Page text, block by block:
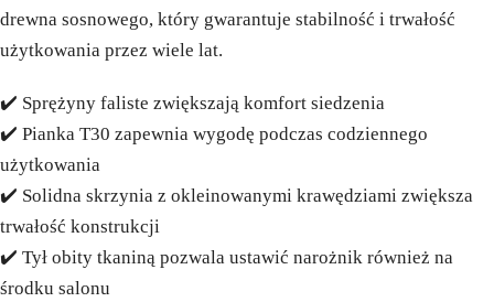
drewna sosnowego, który gwarantuje stabilność i trwałość
użytkowania przez wiele lat.
✔️ Sprężyny faliste zwiększają komfort siedzenia
✔️ Pianka T30 zapewnia wygodę podczas codziennego
użytkowania
✔️ Solidna skrzynia z okleinowanymi krawędziami zwiększa
trwałość konstrukcji
✔️ Tył obity tkaniną pozwala ustawić narożnik również na
środku salonu